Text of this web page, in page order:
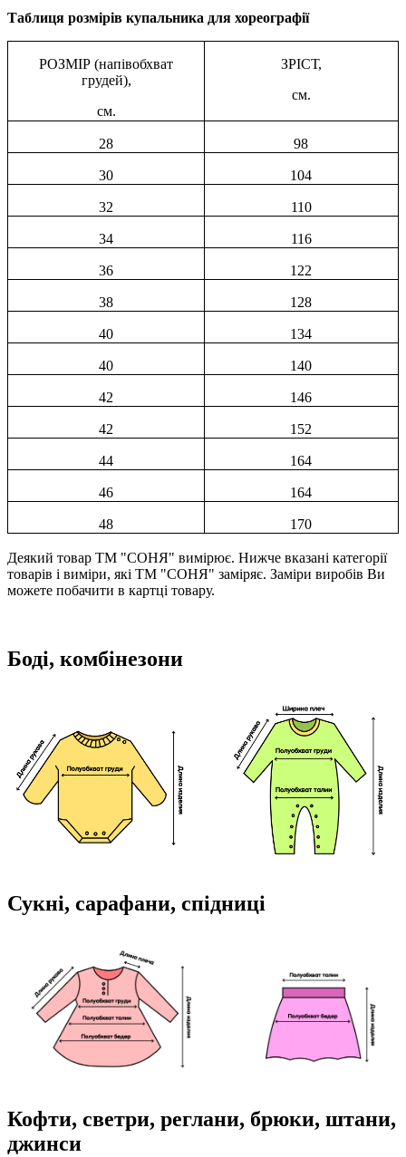
Таблиця розмірів купальника для хореографії
РОЗМІР (напівобхват
грудей),
см.
ЗРІСТ,
см.
28 98
30 104
32 110
34 116
36 122
38 128
40 134
40 140
42 146
42 152
44 164
46 164
48 170
Деякий товар ТМ "СОНЯ" вимірює. Нижче вказані категорії
товарів і виміри, які ТМ "СОНЯ" заміряє. Заміри виробів Ви
можете побачити в картці товару.
Боді, комбінезони
Сукні, сарафани, спідниці
Кофти, светри, реглани, брюки, штани,
джинси